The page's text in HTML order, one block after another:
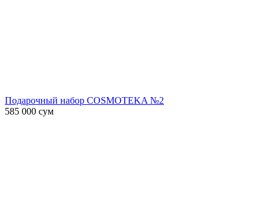
Подарочный набор COSMOTEKA №2
585 000 сум